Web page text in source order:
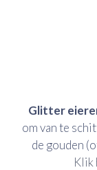
Glitter
om van te
de gouden
Klik